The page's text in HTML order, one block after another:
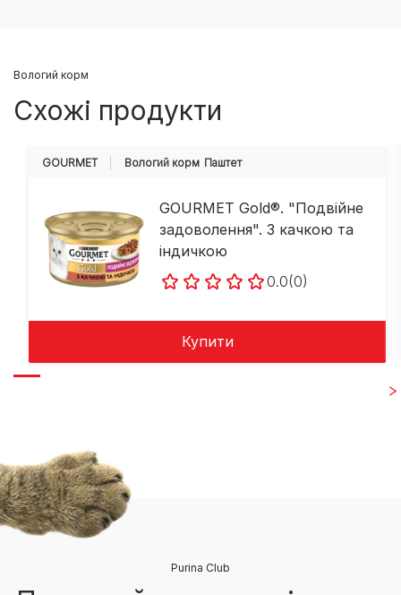
Вологий корм
Схожі продукти
GOURMET Вологий корм Паштет
GOURMET Gold®. "Подвійне
задоволення". З качкою та
індичкою
0.0(0)
Купити
Purina Club